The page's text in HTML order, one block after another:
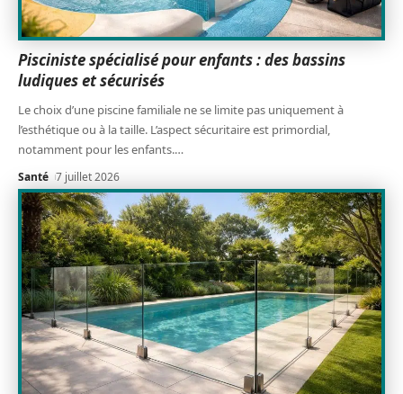
Pisciniste spécialisé pour enfants : des bassins
ludiques et sécurisés
Le choix d’une piscine familiale ne se limite pas uniquement à
l’esthétique ou à la taille. L’aspect sécuritaire est primordial,
notamment pour les enfants.…
Santé 7 juillet 2026